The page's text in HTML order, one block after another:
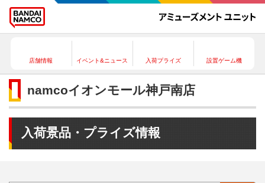
店舗情報 イベント&ニュース 入荷プライズ 設置ゲーム機
namcoイオンモール神戸南店
入荷景品・プライズ情報